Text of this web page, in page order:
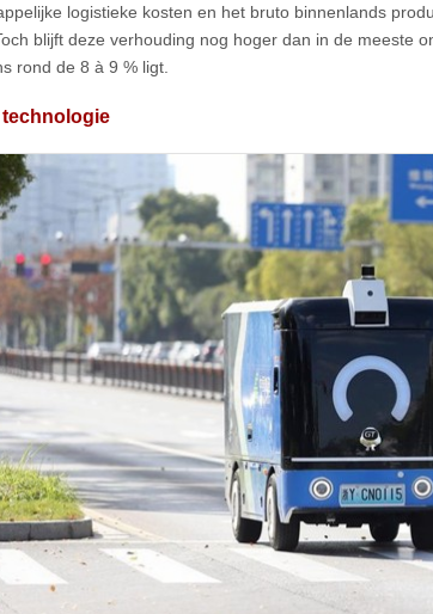
logistieke kosten en het bruto binnenlands
blijft deze verhouding nog hoger dan in de meeste
rond de 8 à 9 % ligt.